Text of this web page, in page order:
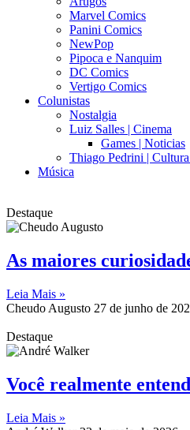
Marvel Comics
Panini Comics
NewPop
Pipoca e Nanquim
DC Comics
Vertigo Comics
Colunistas
Nostalgia
Luiz Salles | Cinema
Games | Noticias
Thiago Pedrini |
Música
Destaque
As maiores
Leia Mais »
Cheudo Augusto 27 de junho de
Destaque
Você realmente
Leia Mais »